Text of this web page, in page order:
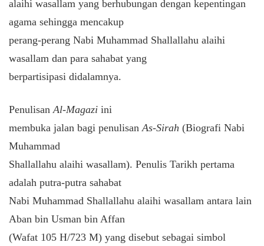
alaihi wasallam yang berhubungan dengan kepentingan
agama sehingga mencakup
perang-perang Nabi Muhammad Shallallahu alaihi
wasallam dan para sahabat yang
berpartisipasi didalamnya.
Penulisan Al-Magazi ini
membuka jalan bagi penulisan As-Sirah (Biografi Nabi
Muhammad
Shallallahu alaihi wasallam). Penulis Tarikh pertama
adalah putra-putra sahabat
Nabi Muhammad Shallallahu alaihi wasallam antara lain
Aban bin Usman bin Affan
(Wafat 105 H/723 M) yang disebut sebagai simbol